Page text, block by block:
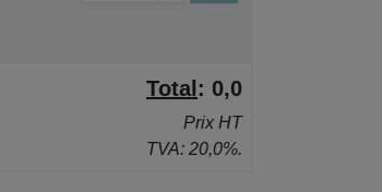
Total : 0,0
Prix HT
TVA: 20,0%.